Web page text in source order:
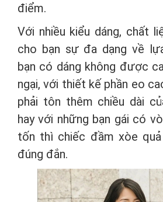
điểm.
Với nhiều kiểu dáng, chất
cho bạn sự đa dạng về
bạn có dáng không được
ngại, với thiết kế phần eo
phải tôn thêm chiều dài
hay với những bạn gái có
tốn thì chiếc đầm xòe
đúng đắn.